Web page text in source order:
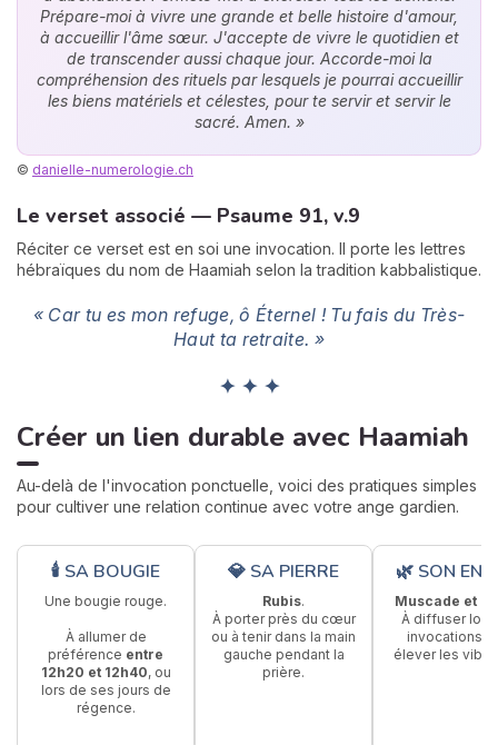
Prépare-moi à vivre une grande et belle histoire d'amour,
à accueillir l'âme sœur. J'accepte de vivre le quotidien et
de transcender aussi chaque jour. Accorde-moi la
compréhension des rituels par lesquels je pourrai accueillir
les biens matériels et célestes, pour te servir et servir le
sacré. Amen. »
© danielle-numerologie.ch
Le verset associé — Psaume 91, v.9
Réciter ce verset est en soi une invocation. Il porte les lettres
hébraïques du nom de Haamiah selon la tradition kabbalistique.
« Car tu es mon refuge, ô Éternel ! Tu fais du Très-
Haut ta retraite. »
✦ ✦ ✦
Créer un lien durable avec Haamiah
Au-delà de l'invocation ponctuelle, voici des pratiques simples
pour cultiver une relation continue avec votre ange gardien.
🕯 SA BOUGIE
Une bougie rouge.
À allumer de
préférence entre
12h20 et 12h40, ou
lors de ses jours de
régence.
💎 SA PIERRE
Rubis.
À porter près du cœur
ou à tenir dans la main
gauche pendant la
prière.
🌿 SON
Muscade et
À diffuser lors
invocations
élever les